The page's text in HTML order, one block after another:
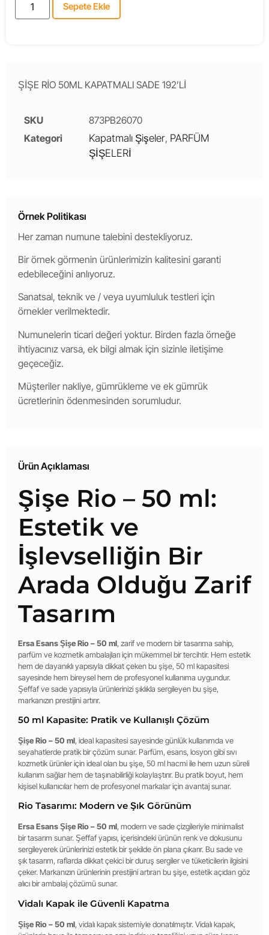
Sepete Ekle
ŞİŞE RİO 50ML KAPATMALI SADE 192’Lİ
SKU
873PB26070
Kategori
Kapatmalı Şişeler, PARFÜM
ŞİŞELERİ
Örnek Politikası
Her zaman numune talebini destekliyoruz.
Bir örnek görmenin ürünlerimizin kalitesini garanti
edebileceğini anlıyoruz.
Sanatsal, teknik ve / veya uyumluluk testleri için
örnekler verilmektedir.
Numunelerin ticari değeri yoktur. Birden fazla örneğe
ihtiyacınız varsa, ek bilgi almak için sizinle iletişime
geçeceğiz.
Müşteriler nakliye, gümrükleme ve ek gümrük
ücretlerinin ödenmesinden sorumludur.
Ürün Açıklaması
Şişe Rio – 50 ml:
Estetik ve
İşlevselliğin Bir
Arada Olduğu Zarif
Tasarım
Ersa Esans Şişe Rio – 50 ml, zarif ve modern bir tasarıma sahip,
parfüm ve kozmetik ambalajları için mükemmel bir tercihtir. Hem estetik
hem de dayanıklı yapısıyla dikkat çeken bu şişe, 50 ml kapasitesi
sayesinde hem bireysel hem de profesyonel kullanıma uygundur.
Şeffaf ve sade yapısıyla ürünlerinizi şıklıkla sergileyen bu şişe,
markanızın prestijini artırır.
50 ml Kapasite: Pratik ve Kullanışlı Çözüm
Şişe Rio – 50 ml, ideal kapasitesi sayesinde günlük kullanımda ve
seyahatlerde pratik bir çözüm sunar. Parfüm, esans, losyon gibi sıvı
kozmetik ürünler için ideal olan bu şişe, 50 ml hacmi ile hem uzun süreli
kullanım sağlar hem de taşınabilirliği kolaylaştırır. Bu pratik boyut, hem
kişisel kullanıcılar hem de profesyonel markalar için avantaj sunar.
Rio Tasarımı: Modern ve Şık Görünüm
Ersa Esans Şişe Rio – 50 ml, modern ve sade çizgileriyle minimalist
bir tasarım sunar. Şeffaf yapısı, içerisindeki ürünün renk ve dokusunu
sergileyerek ürünlerinizi estetik bir şekilde ön plana çıkarır. Bu sade ve
şık tasarım, raflarda dikkat çekici bir duruş sergiler ve tüketicilerin ilgisini
çeker. Markanızın ürünlerinin prestijini artıran bu şişe, estetik açıdan göz
alıcı bir ambalaj çözümü sunar.
Vidalı Kapak ile Güvenli Kapatma
Şişe Rio – 50 ml, vidalı kapak sistemiyle donatılmıştır. Vidalı kapak,